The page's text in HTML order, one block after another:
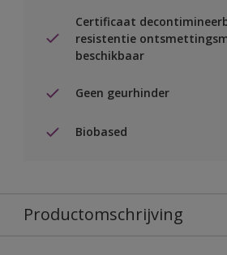
Certificaat
resistentie
beschikbaar
Geen geurhinder
Biobased
Productomschrijving